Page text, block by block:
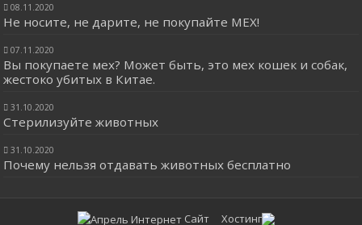
08.11.2020
Не носите, не дарите, не покупайте МЕХ!
07.11.2020
Вы покупаете мех? Может быть, это мех кошек и собак,
жестоко убитых в Китае.
31.10.2020
Стерилизуйте животных
31.10.2020
Почему нельзя отдавать животных бесплатно
Сайт Хостинг